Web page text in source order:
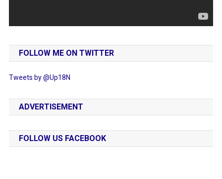
FOLLOW ME ON TWITTER
Tweets by @Up18N
ADVERTISEMENT
FOLLOW US FACEBOOK